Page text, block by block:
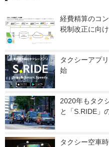
経費精算のコ
税制改正に向け
タクシーアプ
始
2020年もタク
と「S.RIDE」
タクシー空車